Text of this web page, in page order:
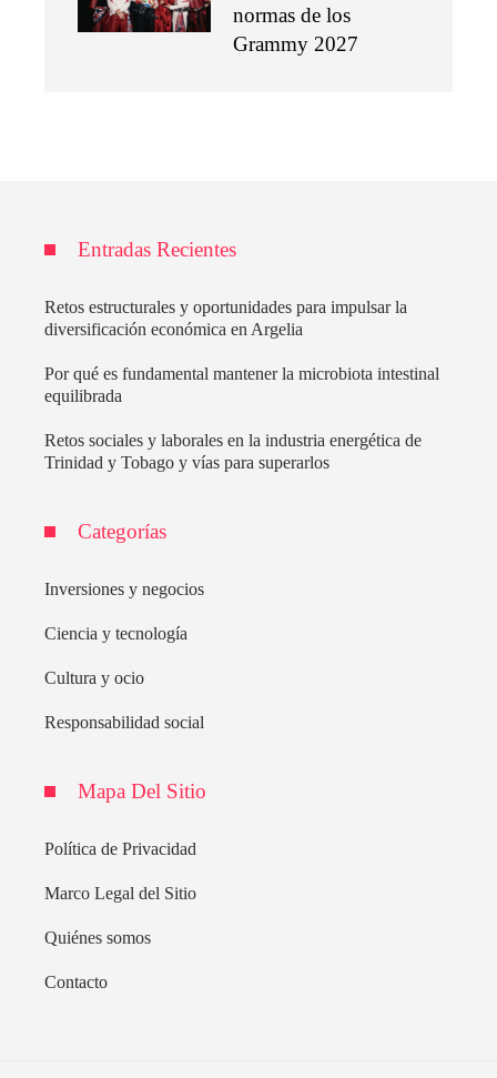
normas de los
Grammy 2027
Entradas Recientes
Retos estructurales y oportunidades para impulsar la
diversificación económica en Argelia
Por qué es fundamental mantener la microbiota intestinal
equilibrada
Retos sociales y laborales en la industria energética de
Trinidad y Tobago y vías para superarlos
Categorías
Inversiones y negocios
Ciencia y tecnología
Cultura y ocio
Responsabilidad social
Mapa Del Sitio
Política de Privacidad
Marco Legal del Sitio
Quiénes somos
Contacto